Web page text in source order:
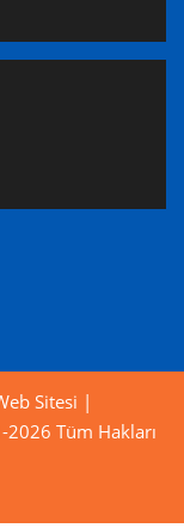
Sitesi |
Tüm Hakları